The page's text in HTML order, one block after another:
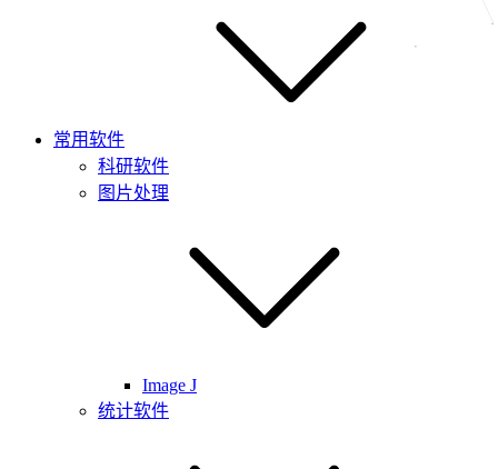
常用软件
科研软件
图片处理
Image J
统计软件